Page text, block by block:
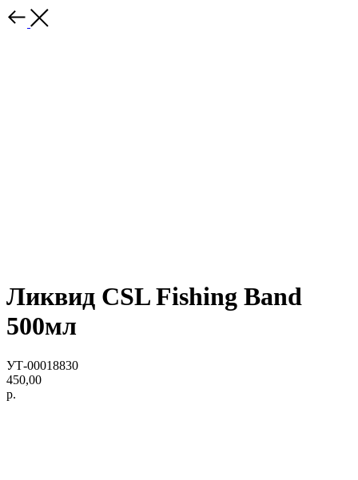
Ликвид CSL Fishing Band
500мл
УТ-00018830
450,00
р.